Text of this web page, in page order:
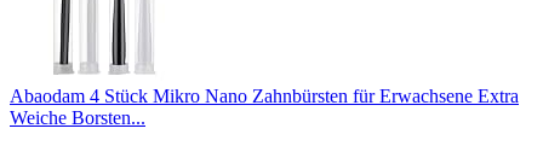
Abaodam 4 Stück Mikro Nano Zahnbürsten für Erwachsene Extra
Weiche Borsten...